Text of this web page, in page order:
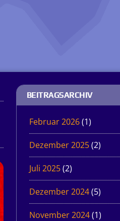
BEITRAGSARCHIV
Februar 2026(1)
Dezember 2025(2)
Juli 2025(2)
Dezember 2024(5)
November 2024(1)